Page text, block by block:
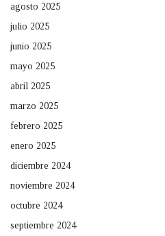
agosto 2025
julio 2025
junio 2025
mayo 2025
abril 2025
marzo 2025
febrero 2025
enero 2025
diciembre 2024
noviembre 2024
octubre 2024
septiembre 2024